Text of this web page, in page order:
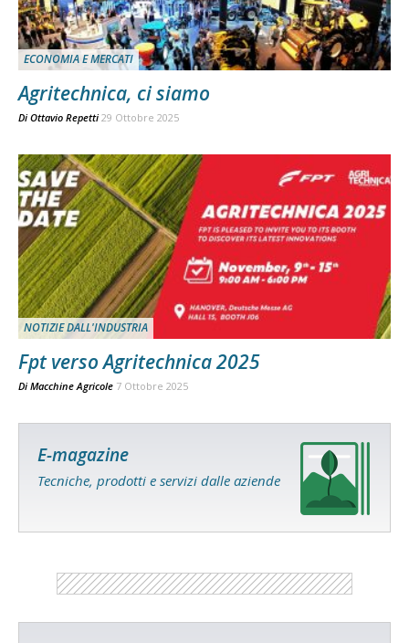
ECONOMIA E MERCATI
Agritechnica, ci siamo
Di Ottavio Repetti 29 Ottobre 2025
NOTIZIE DALL'INDUSTRIA
Fpt verso Agritechnica 2025
Di Macchine Agricole 7 Ottobre 2025
E-magazine
Tecniche, prodotti e servizi dalle aziende